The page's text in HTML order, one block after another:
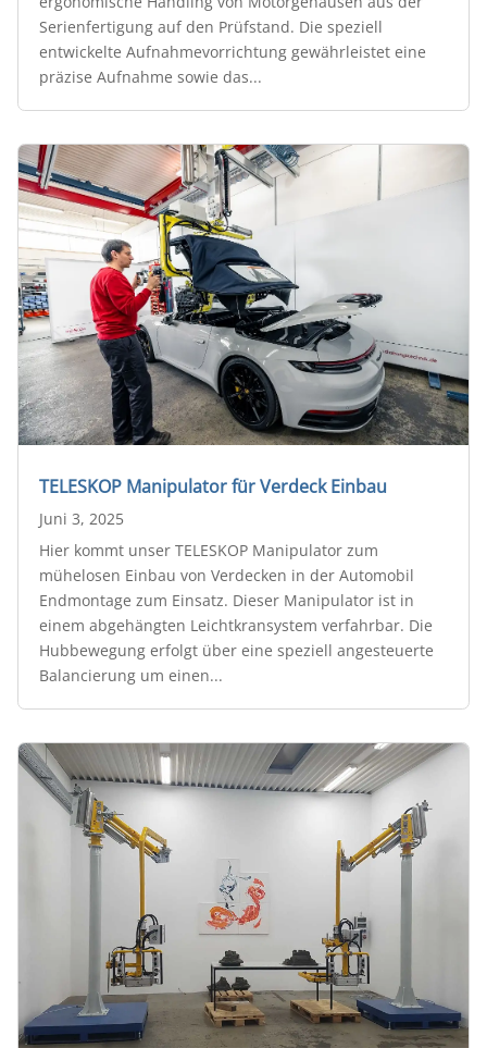
Serienfertigung auf den Prüfstand. Die speziell
entwickelte Aufnahmevorrichtung gewährleistet eine
präzise Aufnahme sowie das...
TELESKOP Manipulator für Verdeck Einbau
Juni 3, 2025
Hier kommt unser TELESKOP Manipulator zum
mühelosen Einbau von Verdecken in der Automobil
Endmontage zum Einsatz. Dieser Manipulator ist in
einem abgehängten Leichtkransystem verfahrbar. Die
Hubbewegung erfolgt über eine speziell angesteuerte
Balancierung um einen...